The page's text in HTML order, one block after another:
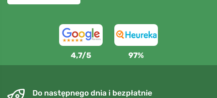
4,7/5 97%
Do następnego dnia i bezpłatnie